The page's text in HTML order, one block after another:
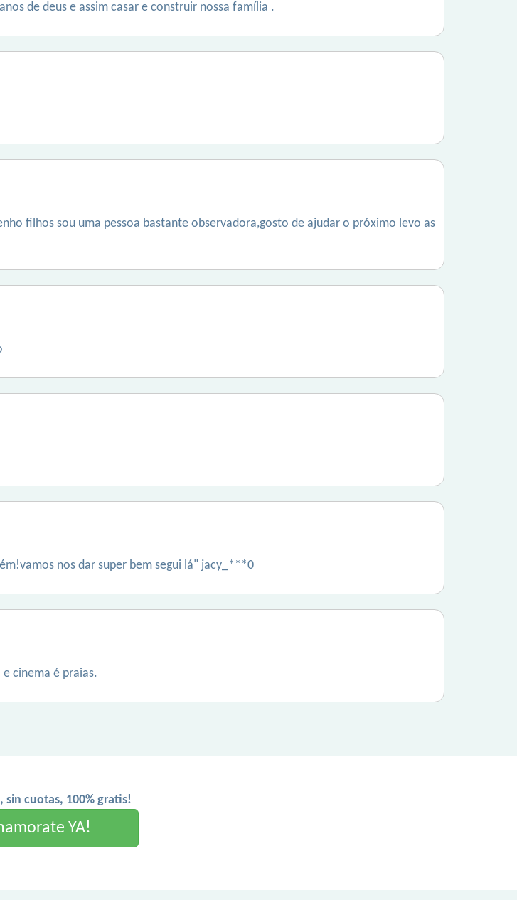
de deus e assim casar e construir nossa família .
filhos sou uma pessoa bastante observadora,gosto de ajudar o próximo levo as
nos dar super bem segui lá" jacy_***0
cinema é praias.
sin cuotas, 100% gratis!
YA!